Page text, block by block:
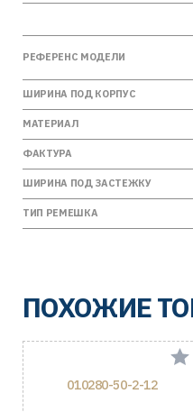
РЕФЕРЕНС МОДЕЛИ
ШИРИНА ПОД КОРПУС
МАТЕРИАЛ
ФАКТУРА
ШИРИНА ПОД ЗАСТЕЖКУ
ТИП РЕМЕШКА
ПОХОЖИЕ
010280-50-2-12